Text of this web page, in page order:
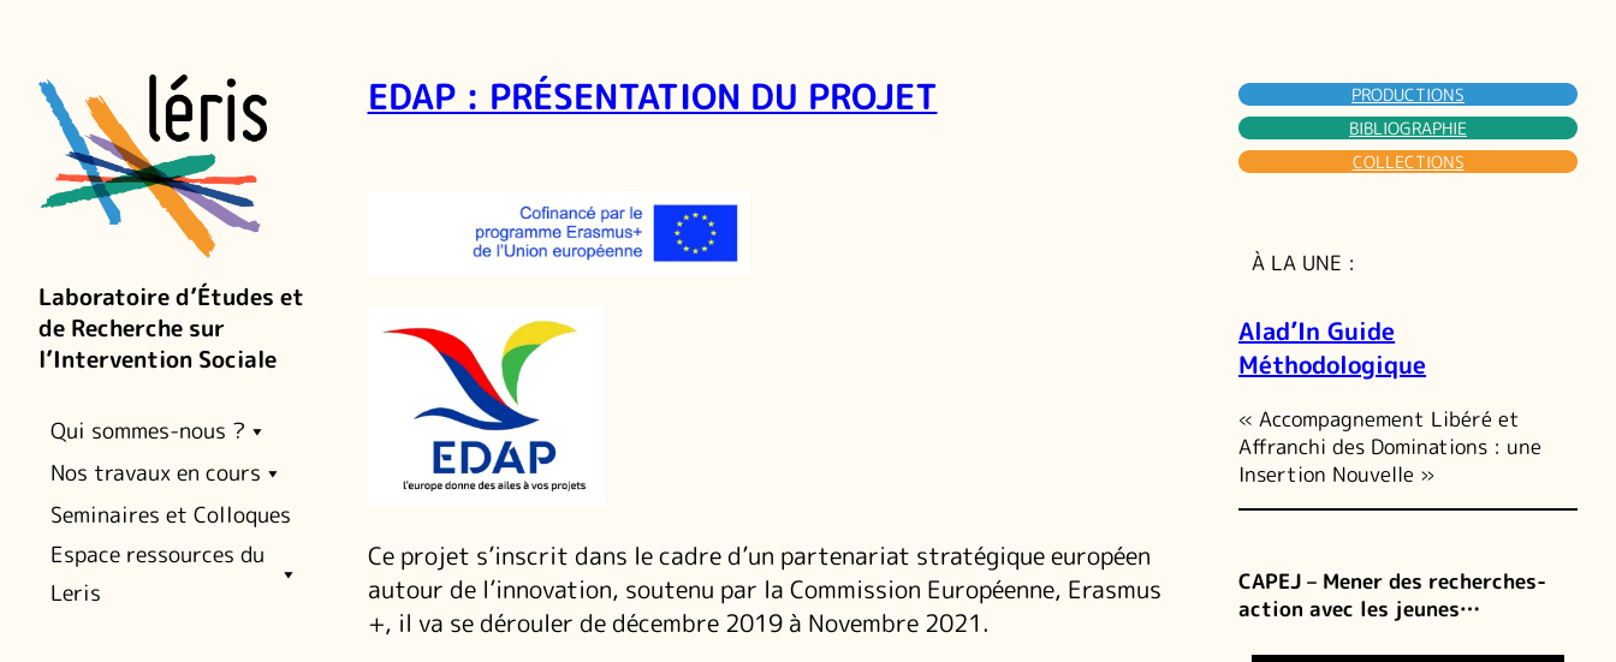
Laboratoire d’Études et
de Recherche sur
l’Intervention Sociale
Qui sommes-nous ?
Nos travaux en cours
Seminaires et Colloques
Espace ressources du
Leris
EDAP : PRÉSENTATION DU PROJET
Ce projet s’inscrit dans le cadre d’un partenariat stratégique européen
autour de l’innovation, soutenu par la Commission Européenne, Erasmus
+, il va se dérouler de décembre 2019 à Novembre 2021.
PRODUCTIONS
BIBLIOGRAPHIE
COLLECTIONS
À LA UNE :
Alad’In Guide
Méthodologique
« Accompagnement Libéré et
Affranchi des Dominations : une
Insertion Nouvelle »
CAPEJ – Mener des recherches-
action avec les jeunes…